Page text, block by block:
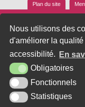
Nous utilisons des
d'améliorer la
accessibilité.
En
Obligatoires
Fonctionnels
Statistiques
Plan du site